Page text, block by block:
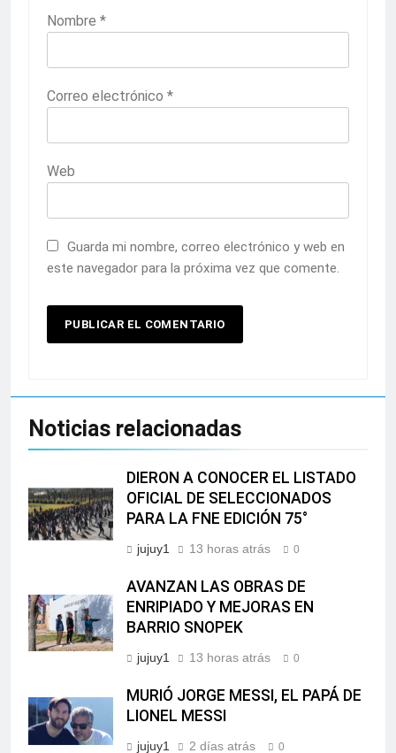
Nombre *
Correo electrónico *
Web
Guarda mi nombre, correo electrónico y web en
este navegador para la próxima vez que comente.
Noticias relacionadas
DIERON A CONOCER EL LISTADO
OFICIAL DE SELECCIONADOS
PARA LA FNE EDICIÓN 75°
jujuy1 13 horas atrás 0
AVANZAN LAS OBRAS DE
ENRIPIADO Y MEJORAS EN
BARRIO SNOPEK
jujuy1 13 horas atrás 0
MURIÓ JORGE MESSI, EL PAPÁ DE
LIONEL MESSI
jujuy1 2 días atrás 0